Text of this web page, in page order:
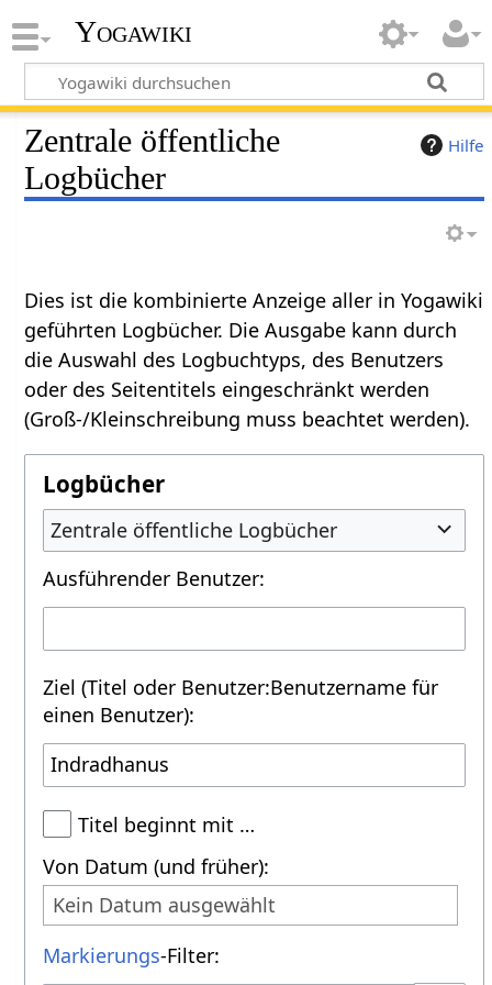
Yogawiki
Hilfe
Zentrale öffentliche
Logbücher
Dies ist die kombinierte Anzeige aller in Yogawiki
geführten Logbücher. Die Ausgabe kann durch
die Auswahl des Logbuchtyps, des Benutzers
oder des Seitentitels eingeschränkt werden
(Groß-/Kleinschreibung muss beachtet werden).
Logbücher
Zentrale öffentliche Logbücher
Ausführender Benutzer:
Ziel (Titel oder Benutzer:Benutzername für
einen Benutzer):
Titel beginnt mit …
Von Datum (und früher):
Kein Datum ausgewählt
Markierungs-Filter: